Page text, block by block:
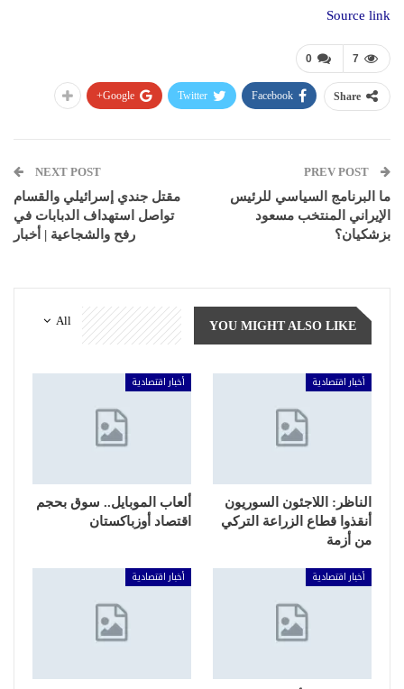
Source link
0 7
Share
Facebook
Twitter
Google+
ما البرنامج السياسي للرئيس
الإيراني المنتخب مسعود
بزشكيان؟
NEXT POST
مقتل جندي إسرائيلي والقسام
تواصل استهداف الدبابات في
رفح والشجاعية | أخبار
All YOU MIGHT ALSO LIKE
أخبار اقتصادية
الناظر: اللاجئون السوريون
أنقذوا قطاع الزراعة التركي
من أزمة
أخبار اقتصادية
ألعاب الموبايل.. سوق بحجم
اقتصاد أوزباكستان
أخبار اقتصادية أخبار اقتصادية